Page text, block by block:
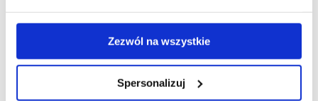
Zezwól na wszystkie
Spersonalizuj
Galeria